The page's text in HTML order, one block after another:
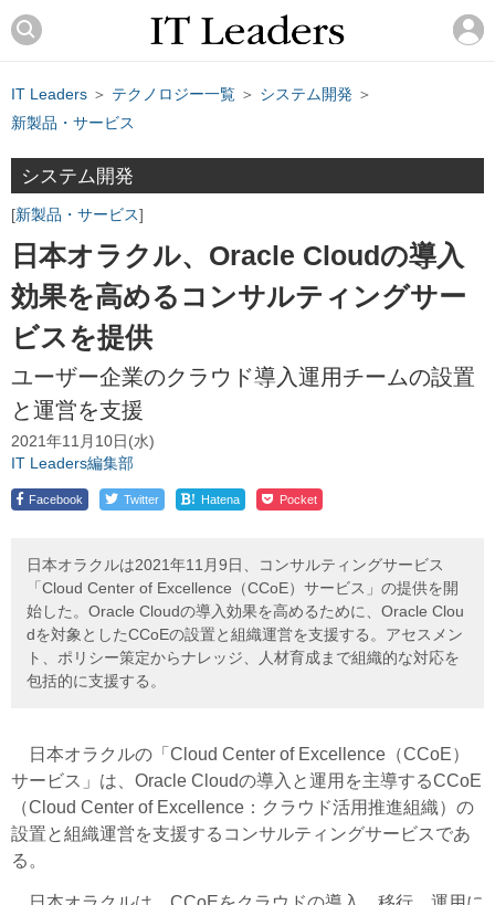
IT Leaders ＞ テクノロジー一覧 ＞ システム開発 ＞
新製品・サービス
システム開発
新製品・サービス
日本オラクル、Oracle Cloudの導入
効果を高めるコンサルティングサー
ビスを提供
ユーザー企業のクラウド導入運用チームの設置
と運営を支援
2021年11月10日(水)
IT Leaders編集部
Facebook Twitter ! Hatena Pocket
日本オラクルは2021年11月9日、コンサルティングサービス
「Cloud Center of Excellence（CCoE）サービス」の提供を開
始した。Oracle Cloudの導入効果を高めるために、Oracle Clou
dを対象としたCCoEの設置と組織運営を支援する。アセスメン
ト、ポリシー策定からナレッジ、人材育成まで組織的な対応を
包括的に支援する。
日本オラクルの「Cloud Center of Excellence（CCoE）
サービス」は、Oracle Cloudの導入と運用を主導するCCoE
（Cloud Center of Excellence：クラウド活用推進組織）の
設置と組織運営を支援するコンサルティングサービスであ
る。